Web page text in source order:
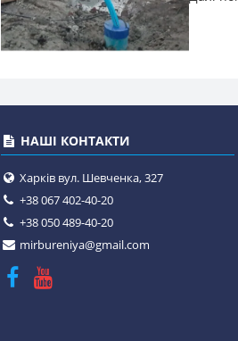
НАШІ КОНТАКТИ
Харків вул. Шевченка, 327
+38 067 402-40-20
+38 050 489-40-20
mirbureniya@gmail.com